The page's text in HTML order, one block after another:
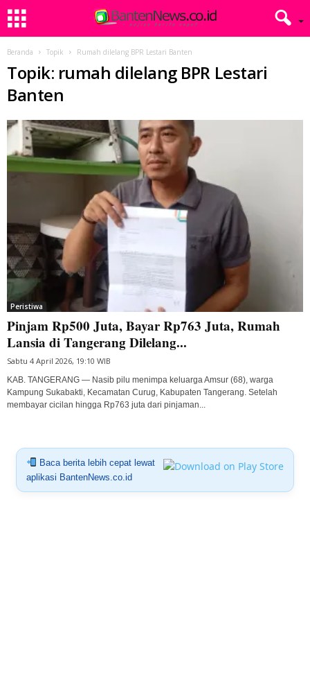
Beranda Topik Rumah dilelang BPR Lestari Banten
Topik: rumah dilelang BPR Lestari
Banten
Peristiwa
Pinjam Rp500 Juta, Bayar Rp763 Juta, Rumah
Lansia di Tangerang Dilelang...
Sabtu 4 April 2026, 19:10 WIB
KAB. TANGERANG — Nasib pilu menimpa keluarga Amsur (68), warga
Kampung Sukabakti, Kecamatan Curug, Kabupaten Tangerang. Setelah
membayar cicilan hingga Rp763 juta dari pinjaman...
Baca berita lebih cepat lewat
aplikasi BantenNews.co.id